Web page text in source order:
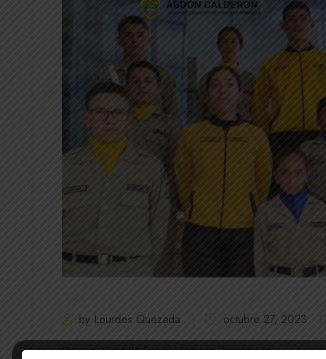
by Lourdes Quezada octubre 27, 2023
Quizhpi Gordillo David Marcelo Presidente